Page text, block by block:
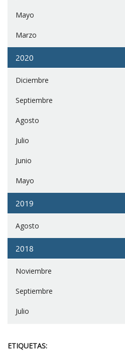
Mayo
Marzo
2020
Diciembre
Septiembre
Agosto
Julio
Junio
Mayo
2019
Agosto
2018
Noviembre
Septiembre
Julio
ETIQUETAS: